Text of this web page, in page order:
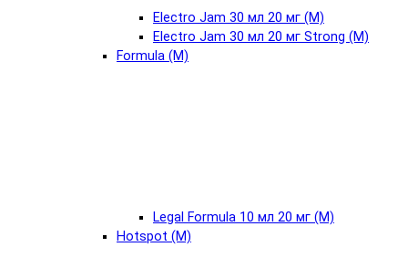
Electro Jam 30 мл 20 мг (М)
Electro Jam 30 мл 20 мг Strong (М)
Formula (М)
Legal Formula 10 мл 20 мг (М)
Hotspot (М)